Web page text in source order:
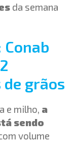
da semana
Conab
grãos
e milho, a
sendo
volume